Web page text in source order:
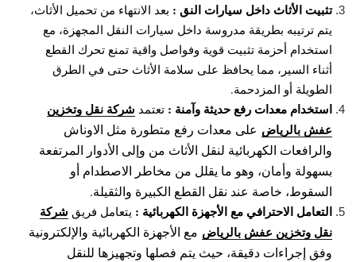
تثبيت الأثاث داخل سيارات النق : بعد الانتهاء من تحميل الأثاث،
يتم ترتيبه بطريقة مدروسة داخل سيارات النقل المجهزة، مع
استخدام أحزمة تثبيت قوية وفواصل واقية تمنع تحرك القطع
أثناء السير، مما يحافظ على سلامة الأثاث حتى في الطرق
الطويلة أو المزدحمة.
استخدام معدات رفع حديثة وآمنة : تعتمد شركة نقل وتخزين
عفش بالرياض على معدات رفع متطورة مثل الاوناش
والرافعات الكهربائية لنقل الأثاث من وإلى الأدوار المرتفعة
بسهولة وأمان، وهو ما يقلل من مخاطر الاصطدام أو
السقوط، خاصة عند نقل القطع الكبيرة والثقيلة.
التعامل الاحترافي مع الأجهزة الكهربائية : يتعامل فريق شركة
نقل وتخزين عفش بالرياض مع الأجهزة الكهربائية والإلكترونية
وفق إجراءات دقيقة، حيث يتم فصلها وتجهيزها للنقل